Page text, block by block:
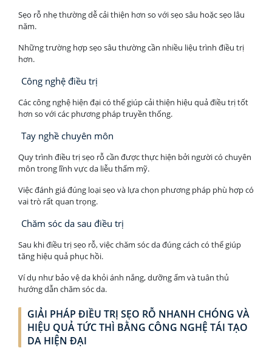
Sẹo rỗ nhẹ thường dễ cải thiện hơn so với sẹo sâu hoặc sẹo lâu
năm.
Những trường hợp sẹo sâu thường cần nhiều liệu trình điều trị
hơn.
Công nghệ điều trị
Các công nghệ hiện đại có thể giúp cải thiện hiệu quả điều trị tốt
hơn so với các phương pháp truyền thống.
Tay nghề chuyên môn
Quy trình điều trị sẹo rỗ cần được thực hiện bởi người có chuyên
môn trong lĩnh vực da liễu thẩm mỹ.
Việc đánh giá đúng loại sẹo và lựa chọn phương pháp phù hợp có
vai trò rất quan trọng.
Chăm sóc da sau điều trị
Sau khi điều trị sẹo rỗ, việc chăm sóc da đúng cách có thể giúp
tăng hiệu quả phục hồi.
Ví dụ như bảo vệ da khỏi ánh nắng, dưỡng ẩm và tuân thủ
hướng dẫn chăm sóc da.
GIẢI PHÁP ĐIỀU TRỊ SẸO RỖ NHANH CHÓNG VÀ
HIỆU QUẢ TỨC THÌ BẰNG CÔNG NGHỆ TÁI TẠO
DA HIỆN ĐẠI